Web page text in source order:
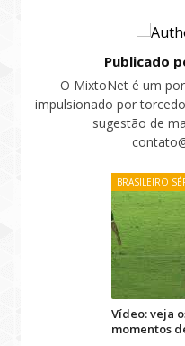
Publicado
O MixtoNet é um
impulsionado por
sugestão de
BRASILEIRO
Vídeo: veja
momentos